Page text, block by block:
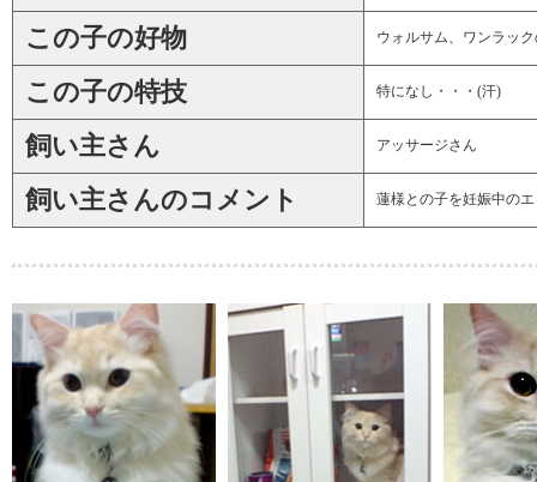
この子の好物 ウォルサム、ワンラッ
この子の特技 特になし・・・(汗)
飼い主さん アッサージさん
飼い主さんのコメント 蓮様との子を妊娠中の